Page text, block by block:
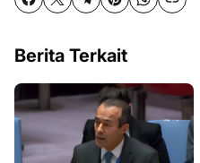
Berita Terkait